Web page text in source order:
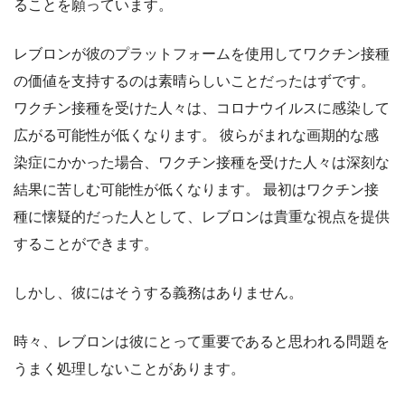
ることを願っています。
レブロンが彼のプラットフォームを使用してワクチン接種
の価値を支持するのは素晴らしいことだったはずです。
ワクチン接種を受けた人々は、コロナウイルスに感染して
広がる可能性が低くなります。 彼らがまれな画期的な感
染症にかかった場合、ワクチン接種を受けた人々は深刻な
結果に苦しむ可能性が低くなります。 最初はワクチン接
種に懐疑的だった人として、レブロンは貴重な視点を提供
することができます。
しかし、彼にはそうする義務はありません。
時々、レブロンは彼にとって重要であると思われる問題を
うまく処理しないことがあります。